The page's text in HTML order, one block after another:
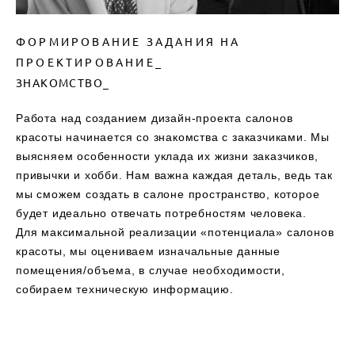
ФОРМИРОВАНИЕ ЗАДАНИЯ НА
ПРОЕКТИРОВАНИЕ_
ЗНАКОМСТВО_
Работа над созданием дизайн-проекта салонов
красоты начинается со знакомства с заказчиками. Мы
выясняем особенности уклада их жизни заказчиков,
привычки и хобби. Нам важна каждая деталь, ведь так
мы сможем создать в салоне пространство, которое
будет идеально отвечать потребностям человека.
Для максимальной реализации «потенциала» салонов
красоты, мы оцениваем изначальные данные
помещения/объема, в случае необходимости,
собираем техническую информацию.